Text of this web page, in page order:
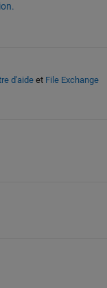
d'aideet File Exchange